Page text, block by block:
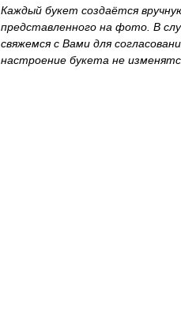
Каждый букет создаётся
представленного на фото. В
свяжемся с Вами для
настроение букета не